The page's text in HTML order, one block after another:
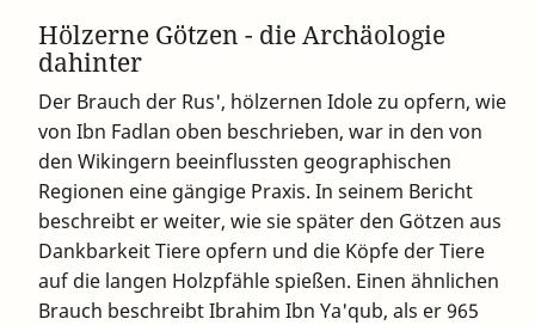
Hölzerne Götzen - die Archäologie
dahinter
Der Brauch der Rus', hölzernen Idole zu opfern, wie
von Ibn Fadlan oben beschrieben, war in den von
den Wikingern beeinflussten geographischen
Regionen eine gängige Praxis. In seinem Bericht
beschreibt er weiter, wie sie später den Götzen aus
Dankbarkeit Tiere opfern und die Köpfe der Tiere
auf die langen Holzpfähle spießen. Einen ähnlichen
Brauch beschreibt Ibrahim Ibn Ya'qub, als er 965